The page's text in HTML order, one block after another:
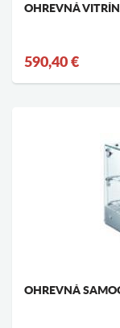
OHREVNÁ
590,40 €
OHREVNÁ